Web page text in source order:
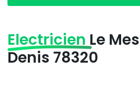
Electricien Le
Denis 78320